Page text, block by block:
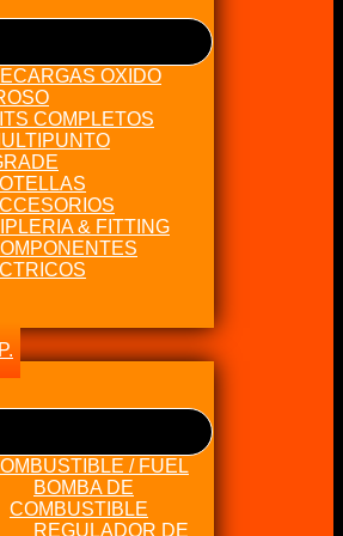
OXIDO
COMPLETOS
& FITTING
/ FUEL
BOMBA DE
COMBUSTIBLE
REGULADOR DE